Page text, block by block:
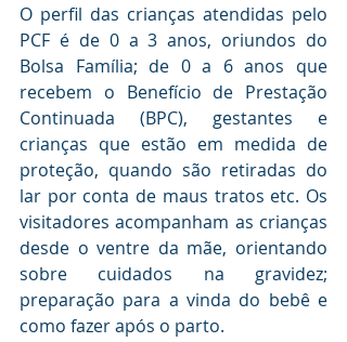
O perfil das crianças atendidas pelo
PCF é de 0 a 3 anos, oriundos do
Bolsa Família; de 0 a 6 anos que
recebem o Benefício de Prestação
Continuada (BPC), gestantes e
crianças que estão em medida de
proteção, quando são retiradas do
lar por conta de maus tratos etc. Os
visitadores acompanham as crianças
desde o ventre da mãe, orientando
sobre cuidados na gravidez;
preparação para a vinda do bebê e
como fazer após o parto.